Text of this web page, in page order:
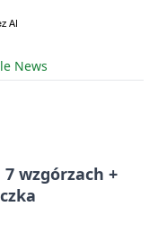
News
wzgórzach +